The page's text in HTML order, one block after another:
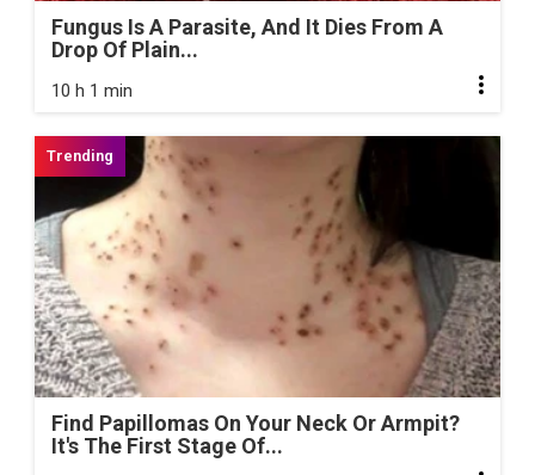
Fungus Is A Parasite, And It Dies From A
Drop Of Plain...
10 h 1 min
Find Papillomas On Your Neck Or Armpit?
It's The First Stage Of...